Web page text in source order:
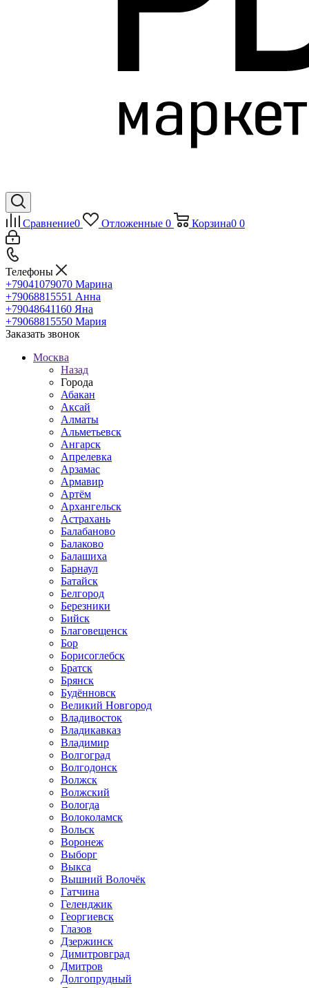
Сравнение0 Отложенные 0 Корзина0 0
Телефоны
+79041079070 Марина
+79068815551 Анна
+79048641160 Яна
+79068815550 Мария
Заказать звонок
Москва
Назад
Города
Абакан
Аксай
Алматы
Альметьевск
Ангарск
Апрелевка
Арзамас
Армавир
Артём
Архангельск
Астрахань
Балабаново
Балаково
Балашиха
Барнаул
Батайск
Белгород
Березники
Бийск
Благовещенск
Бор
Борисоглебск
Братск
Брянск
Будённовск
Великий Новгород
Владивосток
Владикавказ
Владимир
Волгоград
Волгодонск
Волжск
Волжский
Вологда
Волоколамск
Вольск
Воронеж
Выборг
Выкса
Вышний Волочёк
Гатчина
Геленджик
Георгиевск
Глазов
Дзержинск
Димитровград
Дмитров
Долгопрудный